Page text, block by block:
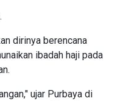
dirinya berencana
ibadah haji pada
ujar Purbaya di